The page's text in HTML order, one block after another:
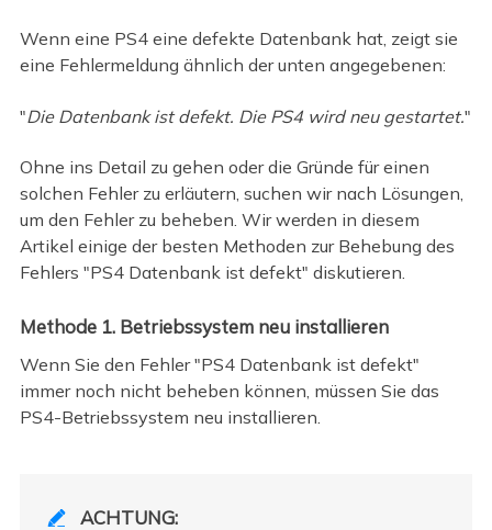
Wenn eine PS4 eine defekte Datenbank hat, zeigt sie
eine Fehlermeldung ähnlich der unten angegebenen:
"Die Datenbank ist defekt. Die PS4 wird neu gestartet."
Ohne ins Detail zu gehen oder die Gründe für einen
solchen Fehler zu erläutern, suchen wir nach Lösungen,
um den Fehler zu beheben. Wir werden in diesem
Artikel einige der besten Methoden zur Behebung des
Fehlers "PS4 Datenbank ist defekt" diskutieren.
Methode 1. Betriebssystem neu installieren
Wenn Sie den Fehler "PS4 Datenbank ist defekt"
immer noch nicht beheben können, müssen Sie das
PS4-Betriebssystem neu installieren.
 ACHTUNG: